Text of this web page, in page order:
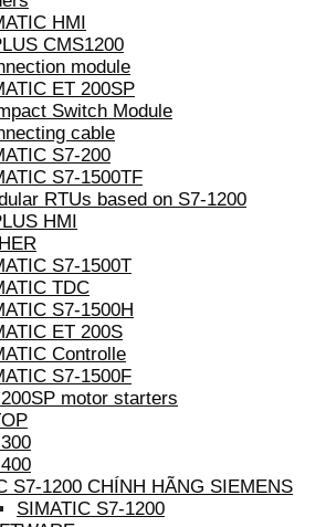
HMI
CMS1200
module
ET 200SP
Switch Module
cable
S7-200
S7-1500TF
RTUs based on S7-1200
HMI
S7-1500T
TDC
S7-1500H
ET 200S
Controlle
S7-1500F
motor starters
S7-1200 CHÍNH HÃNG SIEMENS
SIMATIC S7-1200